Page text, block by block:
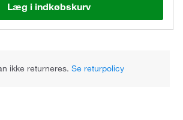
Læg i indkøbskurv
ikke returneres.Se returpolicy